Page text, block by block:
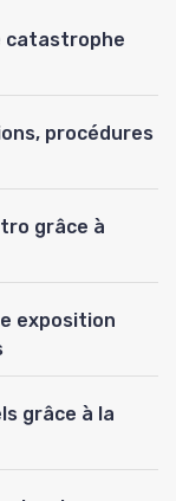
catastrophe
procédures
grâce à
exposition
grâce à la